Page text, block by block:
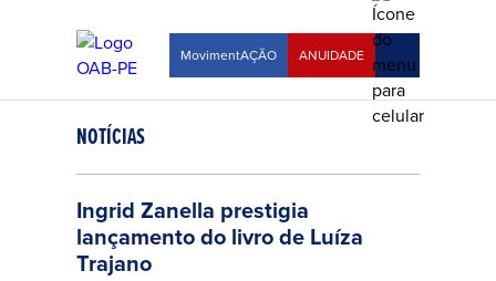
MovimentAÇÃO ANUIDADE
NOTÍCIAS
Ingrid Zanella prestigia
lançamento do livro de Luíza
Trajano